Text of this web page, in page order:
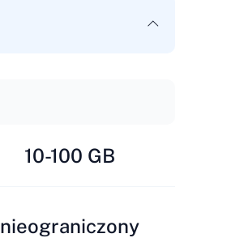
10-100 GB
nieograniczony